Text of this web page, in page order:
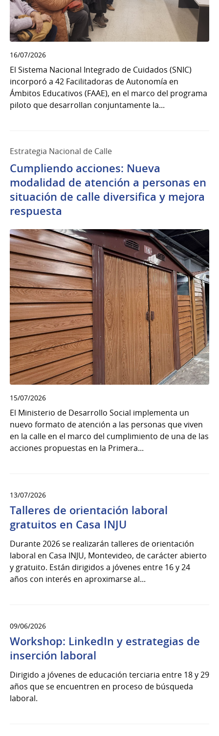
16/07/2026
El Sistema Nacional Integrado de Cuidados (SNIC)
incorporó a 42 Facilitadoras de Autonomía en
Ámbitos Educativos (FAAE), en el marco del programa
piloto que desarrollan conjuntamente la...
Estrategia Nacional de Calle
Cumpliendo acciones: Nueva
modalidad de atención a personas en
situación de calle diversifica y mejora
respuesta
15/07/2026
El Ministerio de Desarrollo Social implementa un
nuevo formato de atención a las personas que viven
en la calle en el marco del cumplimiento de una de las
acciones propuestas en la Primera...
13/07/2026
Talleres de orientación laboral
gratuitos en Casa INJU
Durante 2026 se realizarán talleres de orientación
laboral en Casa INJU, Montevideo, de carácter abierto
y gratuito. Están dirigidos a jóvenes entre 16 y 24
años con interés en aproximarse al...
09/06/2026
Workshop: LinkedIn y estrategias de
inserción laboral
Dirigido a jóvenes de educación terciaria entre 18 y 29
años que se encuentren en proceso de búsqueda
laboral.